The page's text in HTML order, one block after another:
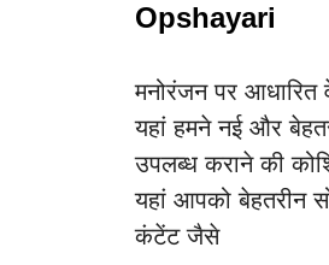
Opshayari
मनोरंजन पर आधारित
यहां हमने नई और
उपलब्ध कराने की
यहां आपको बेहतरीन
कंटेंट जैसे